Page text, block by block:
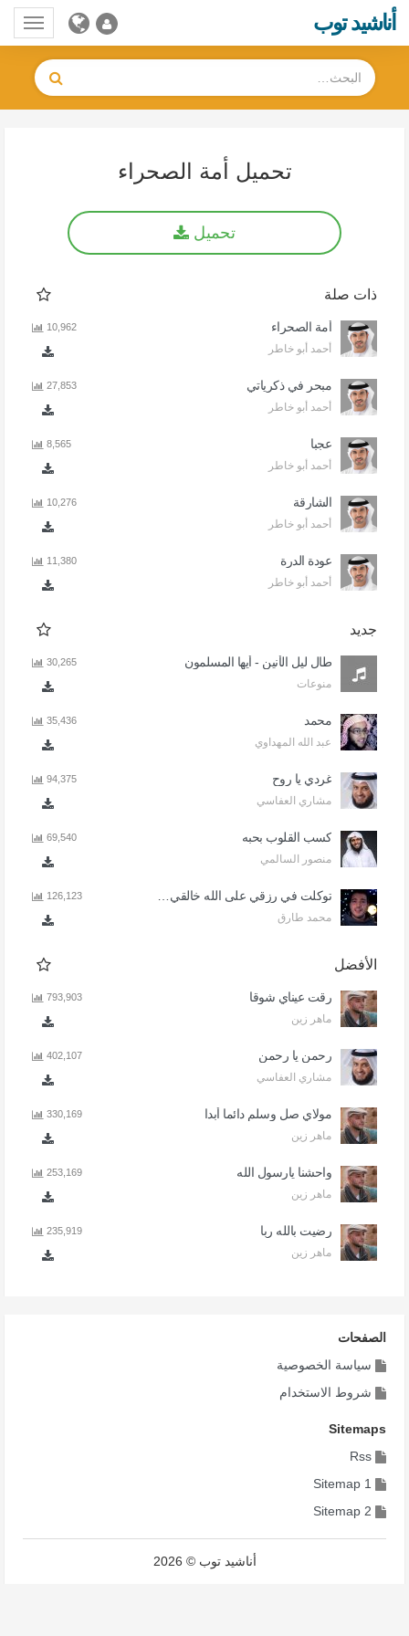
أناشيد توب
تحميل أمة الصحراء
تحميل
ذات صلة
أمة الصحراء
أحمد أبو خاطر
10,962
مبحر في ذكرياتي
أحمد أبو خاطر
27,853
عجبا
أحمد أبو خاطر
8,565
الشارقة
أحمد أبو خاطر
10,276
عودة الدرة
أحمد أبو خاطر
11,380
جديد
طال ليل الأنين - أيها المسلمون
منوعات
30,265
محمد
عبد الله المهداوي
35,436
غردي يا روح
مشاري العفاسي
94,375
كسب القلوب بحبه
منصور السالمي
69,540
محمد طارق
126,123
الأفضل
رقت عيناي شوقا
ماهر زين
793,903
رحمن يا رحمن
مشاري العفاسي
402,107
مولاي صل وسلم دائما أبدا
ماهر زين
330,169
واحشنا يارسول الله
ماهر زين
253,169
رضيت بالله ربا
ماهر زين
235,919
الصفحات
سياسة الخصوصية
شروط الاستخدام
Sitemaps
Rss
Sitemap 1
Sitemap 2
أناشيد توب © 2026